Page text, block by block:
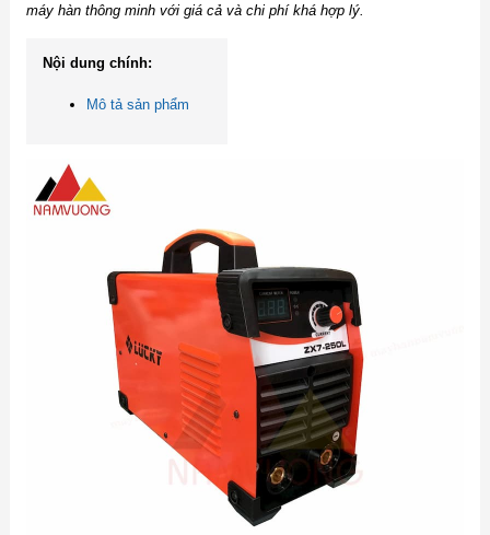
máy hàn thông minh với giá cả và chi phí khá hợp lý.
Nội dung chính:
Mô tả sản phẩm